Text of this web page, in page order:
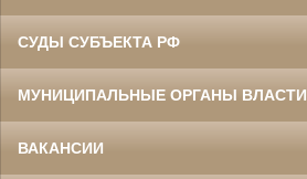
СУДЫ СУБЪЕКТА РФ
МУНИЦИПАЛЬНЫЕ ОРГАНЫ ВЛАСТИ
ВАКАНСИИ